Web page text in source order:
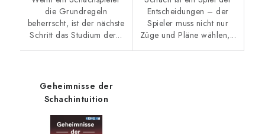
die Grundregeln
beherrscht, ist der nächste
Schritt das Studium der...
Entscheidungen – der
Spieler muss nicht nur
Züge und Pläne wählen,...
Geheimnisse der
Schachintuition